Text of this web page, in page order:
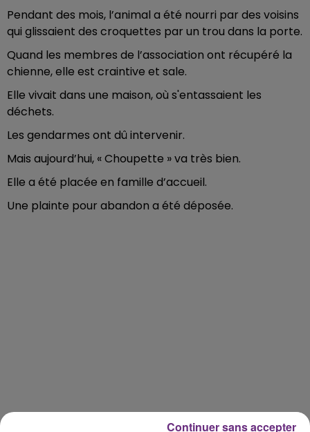
Pendant des mois, l’animal a été nourri par des voisins
qui glissaient des croquettes par un trou dans la porte.
Quand les membres de l’association ont récupéré la
chienne, elle est craintive et sale.
Elle vivait dans une maison, où s'entassaient les
déchets.
Les gendarmes ont dû intervenir.
Mais aujourd’hui, « Choupette » va très bien.
Elle a été placée en famille d’accueil.
Une plainte pour abandon a été déposée.
Continuer sans accepter